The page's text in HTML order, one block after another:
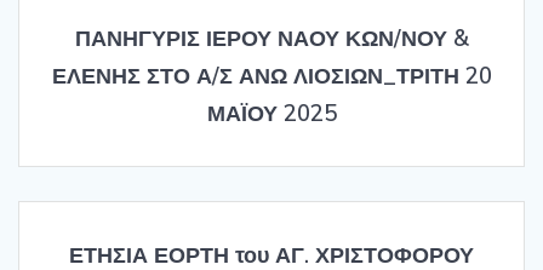
ΠΑΝΗΓΥΡΙΣ ΙΕΡΟΥ ΝΑΟΥ ΚΩΝ/ΝΟΥ &
ΕΛΕΝΗΣ ΣΤΟ Α/Σ ΑΝΩ ΛΙΟΣΙΩΝ_ΤΡΙΤΗ 20
ΜΑΪΟΥ 2025
ΕΤΗΣΙΑ ΕΟΡΤΗ του ΑΓ. ΧΡΙΣΤΟΦΟΡΟΥ